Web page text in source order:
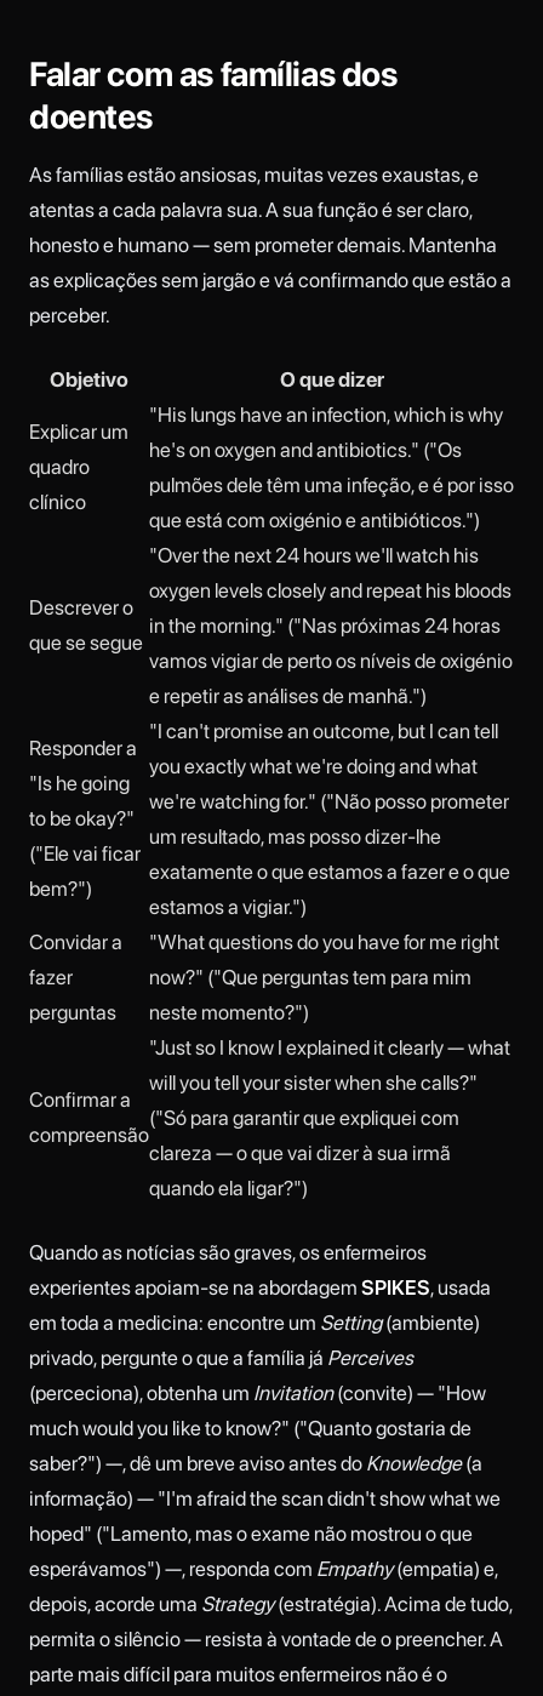
Falar com as famílias dos
doentes
As famílias estão ansiosas, muitas vezes exaustas, e
atentas a cada palavra sua. A sua função é ser claro,
honesto e humano — sem prometer demais. Mantenha
as explicações sem jargão e vá confirmando que estão a
perceber.
Objetivo O que dizer
Explicar um
quadro
clínico
"His lungs have an infection, which is why
he's on oxygen and antibiotics." ("Os
pulmões dele têm uma infeção, e é por isso
que está com oxigénio e antibióticos.")
Descrever o
que se segue
"Over the next 24 hours we'll watch his
oxygen levels closely and repeat his bloods
in the morning." ("Nas próximas 24 horas
vamos vigiar de perto os níveis de oxigénio
e repetir as análises de manhã.")
Responder a
"Is he going
to be okay?"
("Ele vai ficar
bem?")
"I can't promise an outcome, but I can tell
you exactly what we're doing and what
we're watching for." ("Não posso prometer
um resultado, mas posso dizer-lhe
exatamente o que estamos a fazer e o que
estamos a vigiar.")
Convidar a
fazer
perguntas
"What questions do you have for me right
now?" ("Que perguntas tem para mim
neste momento?")
Confirmar a
compreensão
"Just so I know I explained it clearly — what
will you tell your sister when she calls?"
("Só para garantir que expliquei com
clareza — o que vai dizer à sua irmã
quando ela ligar?")
Quando as notícias são graves, os enfermeiros
experientes apoiam-se na abordagem SPIKES, usada
em toda a medicina: encontre um Setting(ambiente)
privado, pergunte o que a família já Perceives
(perceciona), obtenha um Invitation(convite) — "How
much would you like to know?" ("Quanto gostaria de
saber?") —, dê um breve aviso antes do Knowledge(a
informação) — "I'm afraid the scan didn't show what we
hoped" ("Lamento, mas o exame não mostrou o que
esperávamos") —, responda com Empathy(empatia) e,
depois, acorde uma Strategy(estratégia). Acima de tudo,
permita o silêncio — resista à vontade de o preencher. A
parte mais difícil para muitos enfermeiros não é o